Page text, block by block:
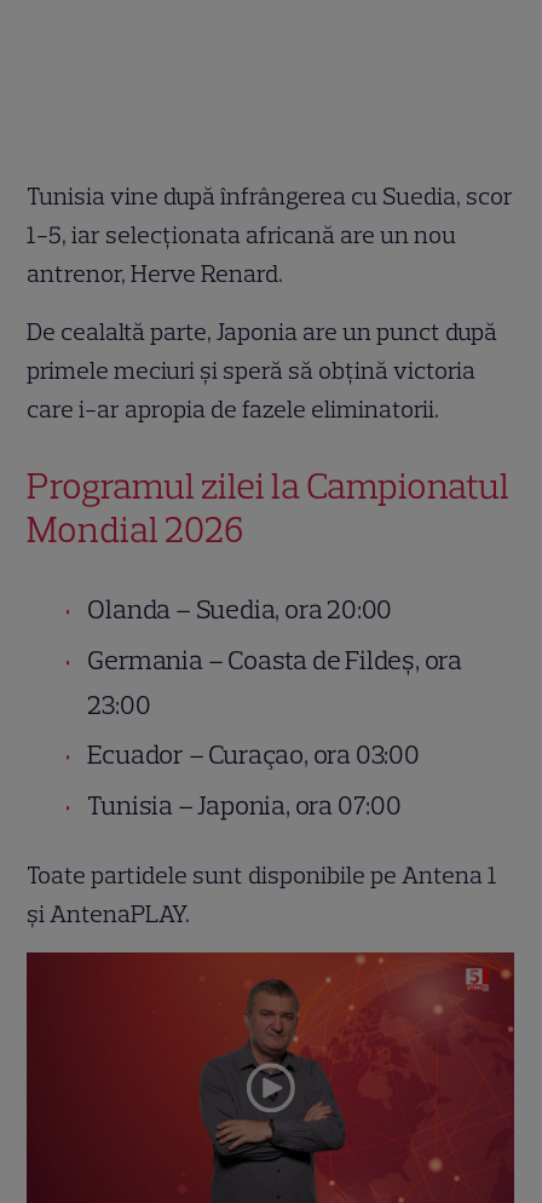
Tunisia vine după înfrângerea cu Suedia, scor
1-5, iar selecționata africană are un nou
antrenor, Herve Renard.
De cealaltă parte, Japonia are un punct după
primele meciuri și speră să obțină victoria
care i-ar apropia de fazele eliminatorii.
Programul zilei la Campionatul
Mondial 2026
Olanda – Suedia, ora 20:00
Germania – Coasta de Fildeș, ora
23:00
Ecuador – Curaçao, ora 03:00
Tunisia – Japonia, ora 07:00
Toate partidele sunt disponibile pe Antena 1
și AntenaPLAY.